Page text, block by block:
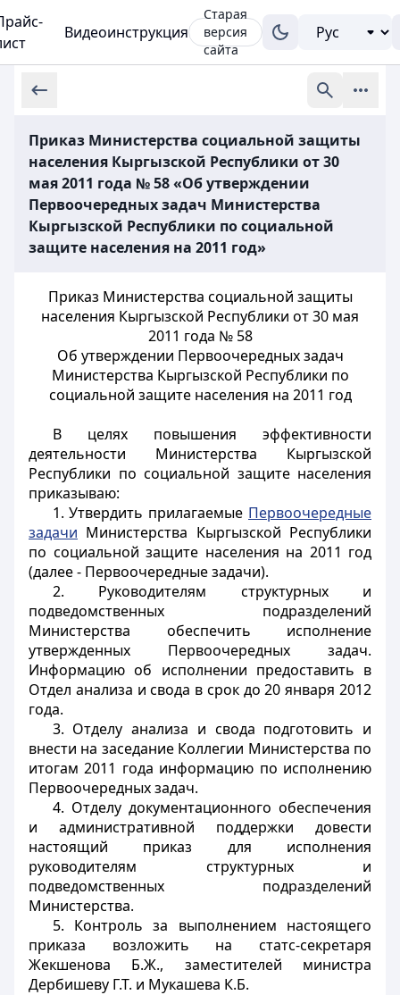
Видеоинструкция
Старая
версия
сайта
Приказ Министерства социальной защиты
населения Кыргызской Республики от 30
мая 2011 года № 58 «Об утверждении
Первоочередных задач Министерства
Кыргызской Республики по социальной
защите населения на 2011 год»
Приказ Министерства социальной защиты
населения Кыргызской Республики от 30 мая
2011 года № 58
Об утверждении Первоочередных задач
Министерства Кыргызской Республики по
социальной защите населения на 2011 год
В целях повышения эффективности
деятельности Министерства Кыргызской
Республики по социальной защите населения
приказываю:
1. Утвердить прилагаемые Первоочередные
задачи Министерства Кыргызской Республики
по социальной защите населения на 2011 год
(далее - Первоочередные задачи).
2. Руководителям структурных и
подведомственных подразделений
Министерства обеспечить исполнение
утвержденных Первоочередных задач.
Информацию об исполнении предоставить в
Отдел анализа и свода в срок до 20 января 2012
года.
3. Отделу анализа и свода подготовить и
внести на заседание Коллегии Министерства по
итогам 2011 года информацию по исполнению
Первоочередных задач.
4. Отделу документационного обеспечения
и административной поддержки довести
настоящий приказ для исполнения
руководителям структурных и
подведомственных подразделений
Министерства.
5. Контроль за выполнением настоящего
приказа возложить на статс-секретаря
Жекшенова Б.Ж., заместителей министра
Дербишеву Г.Т. и Мукашева К.Б.